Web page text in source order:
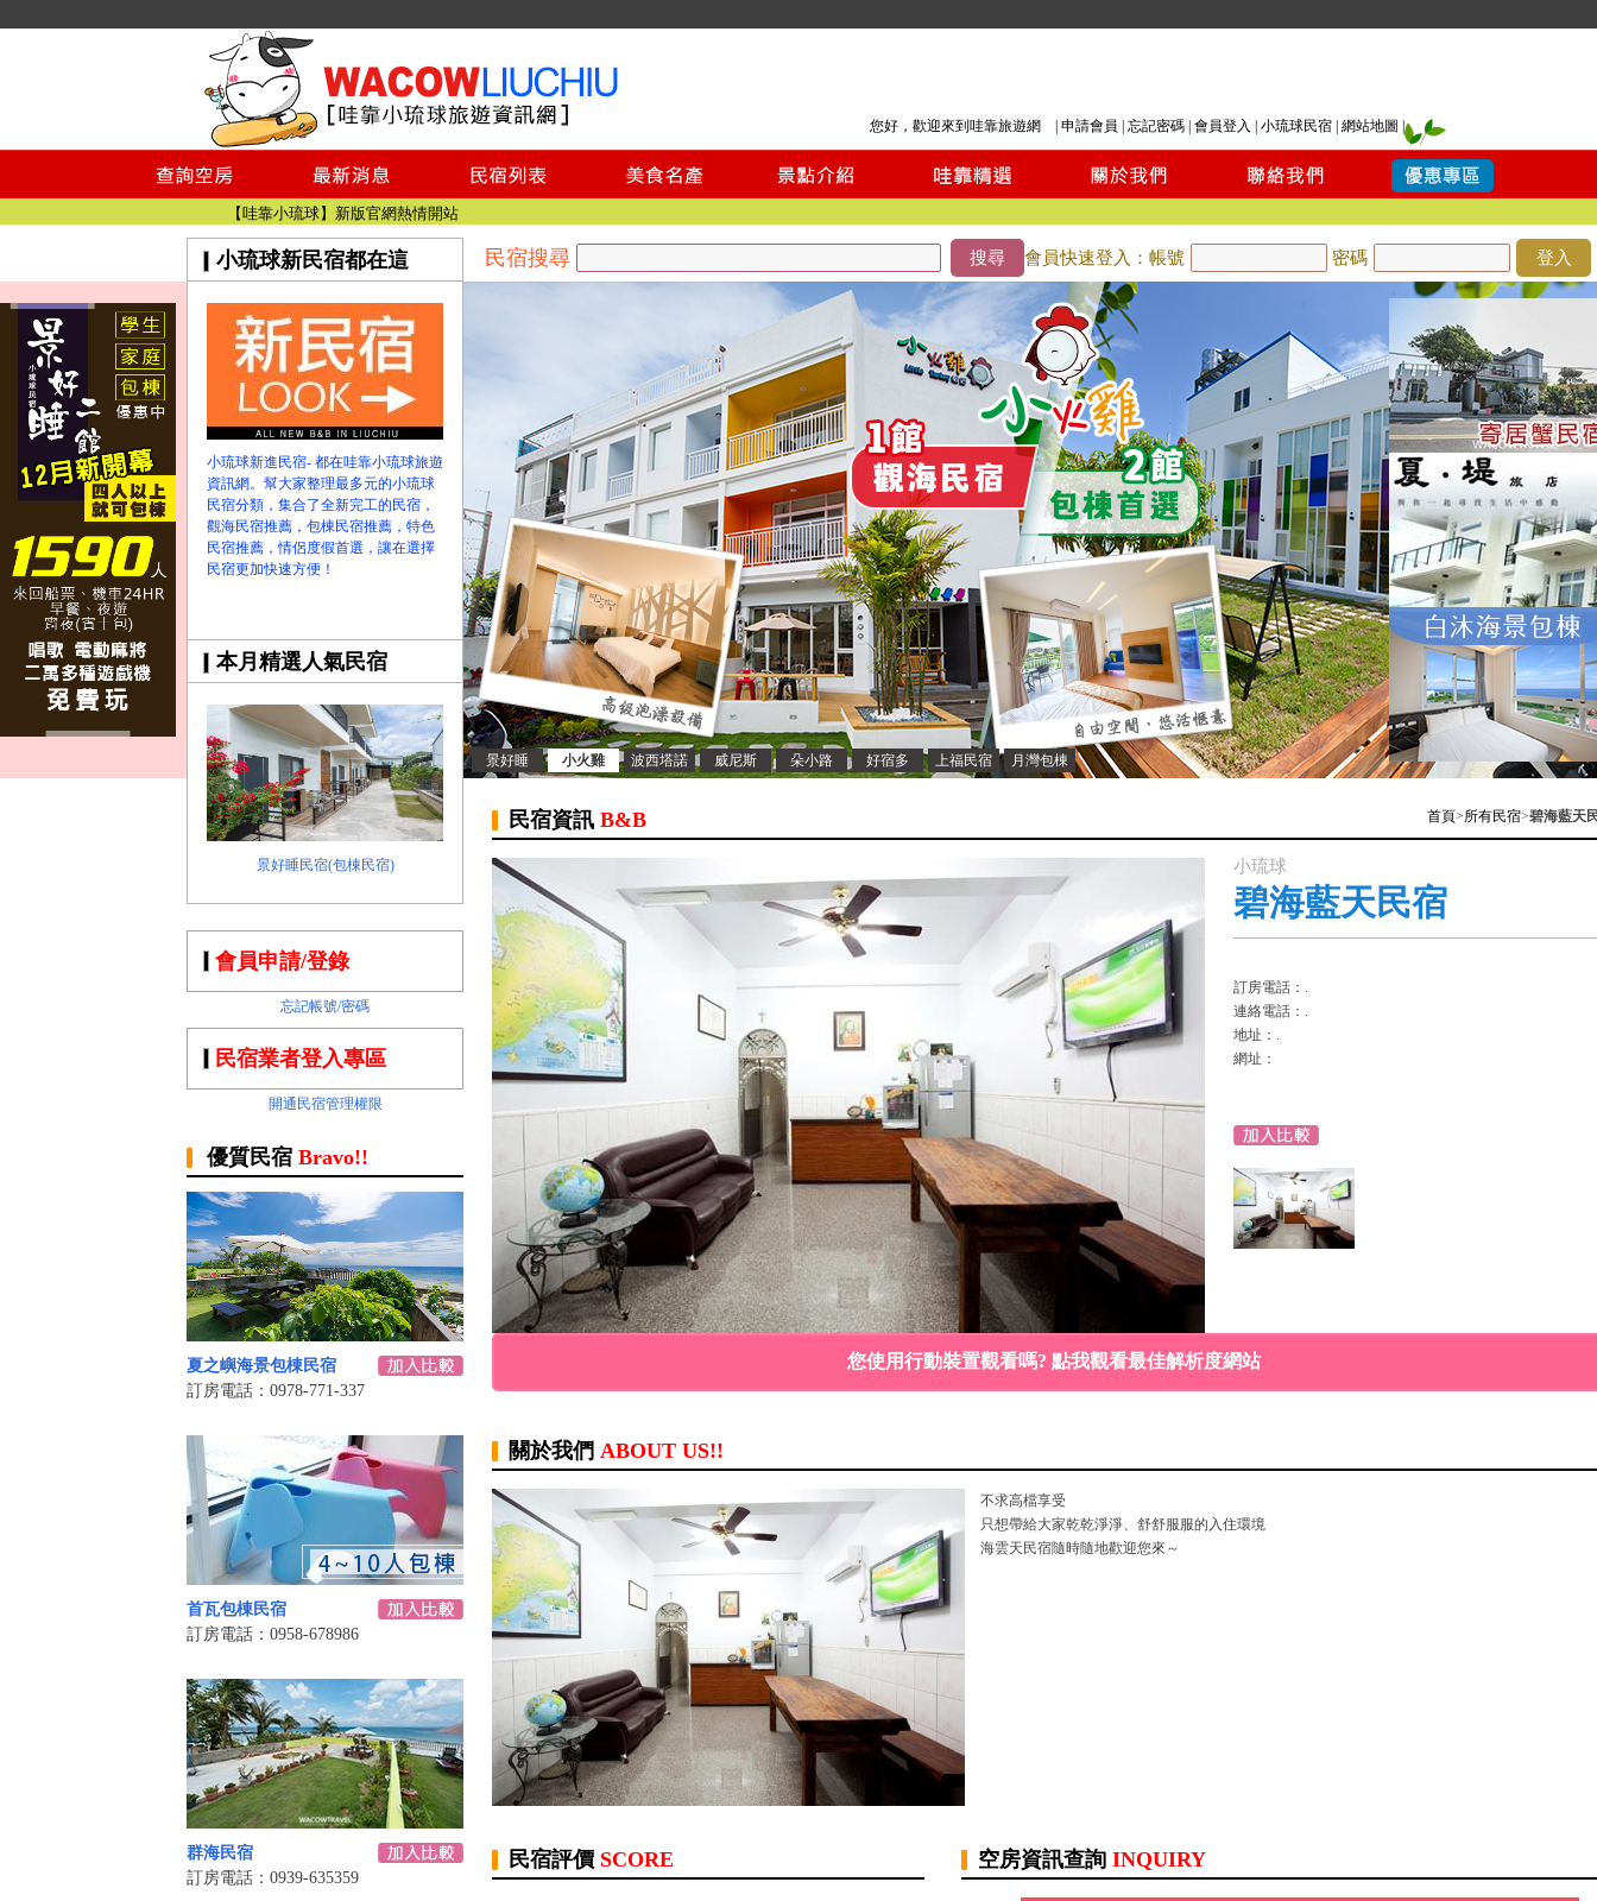
您好，歡迎來到哇靠旅遊網 | 申請會員 忘記密碼 會員登入 小琉球民宿 網站地圖
小琉球民宿空房
小琉球民宿
小琉球民宿推薦
【小琉球民宿特約】東港停車場!!看這邊
小琉球民宿 最完整的旅遊資訊都在這
【哇靠小琉球】新版官網熱情開站
【哇靠小琉球粉絲團】即時動態!!
小琉球民宿空房
小琉球民宿
小琉球民宿推薦
【小琉球民宿特約】東港停車場!!看這邊
小琉球民宿 最完整的旅遊資訊都在這
【哇靠小琉球】新版官網熱情開站
【哇靠小琉球粉絲團】即時動態!!
小琉球新民宿都在這
小琉球新進民宿- 都在哇靠小琉球旅遊
資訊網。幫大家整理最多元的小琉球
民宿分類，集合了全新完工的民宿，
觀海民宿推薦，包棟民宿推薦，特色
民宿推薦，情侶度假首選，讓在選擇
民宿更加快速方便！
本月精選人氣民宿
景好睡民宿(包棟民宿)
景好睡 小火雞 波西塔諾 威尼斯 朵小路 好宿多 上福民宿 月灣包棟
民宿搜尋 搜尋 會員快速登入：帳號 密碼 登入
會員申請/登錄
忘記帳號/密碼
民宿業者登入專區
開通民宿管理權限
優質民宿 Bravo!!
夏之嶼海景包棟民宿
訂房電話：0978-771-337
首瓦包棟民宿
訂房電話：0958-678986
群海民宿
訂房電話：0939-635359
民宿資訊 B&B 首頁>所有民宿>碧海藍天
小琉球
碧海藍天民宿
訂房電話：.
連絡電話：.
地址：.
網址：
您使用行動裝置觀看嗎? 點我觀看最佳解析度網站
關於我們 ABOUT US!!
不求高檔享受
只想帶給大家乾乾淨淨、舒舒服服的入住環境
海雲天民宿隨時隨地歡迎您來～
民宿評價 SCORE 空房資訊查詢 INQUIRY